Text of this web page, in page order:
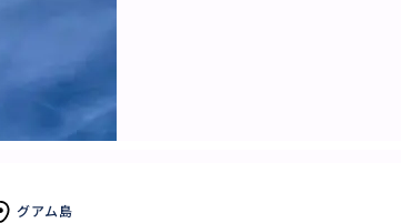
グアム島